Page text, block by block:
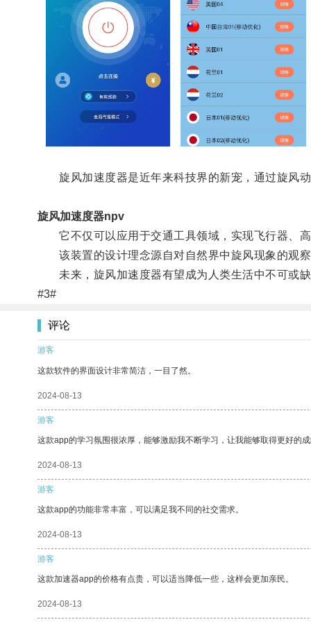
旋风加速度器是近年来科技界的新宠，通过旋风动
旋风加速度器npv
它不仅可以应用于交通工具领域，实现飞行器、高
该装置的设计理念源自对自然界中旋风现象的观察
未来，旋风加速度器有望成为人类生活中不可或
#3#
评论
游客
这款软件的界面设计非常简洁，一目了然。
2024-08-13
游客
这款app的学习氛围很浓厚，能够激励我不断学习，让我能够取得更好的
2024-08-13
游客
这款app的功能非常丰富，可以满足我不同的社交需求。
2024-08-13
游客
这款加速器app的价格有点贵，可以适当降低一些，这样会更加亲民。
2024-08-13